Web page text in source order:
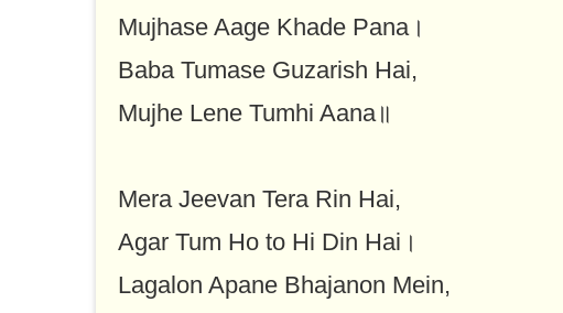
Mujhase Aage Khade Pana।
Baba Tumase Guzarish Hai,
Mujhe Lene Tumhi Aana॥
Mera Jeevan Tera Rin Hai,
Agar Tum Ho to Hi Din Hai।
Lagalon Apane Bhajanon Mein,